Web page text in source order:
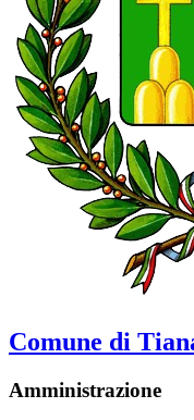
Comune di
Amministrazione